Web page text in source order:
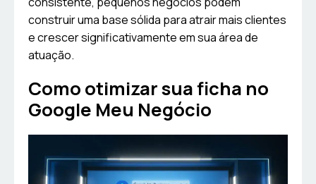
construir uma base sólida para atrair mais clientes
e crescer significativamente em sua área de
atuação.
Como otimizar sua ficha no
Google Meu Negócio